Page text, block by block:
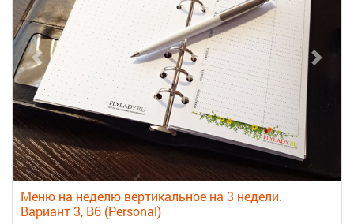
Меню на неделю вертикальное на 3 недели.
Вариант 3, B6 (Personal)